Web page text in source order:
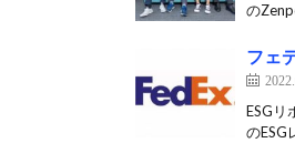
の
フェ
ESGリ
のESG